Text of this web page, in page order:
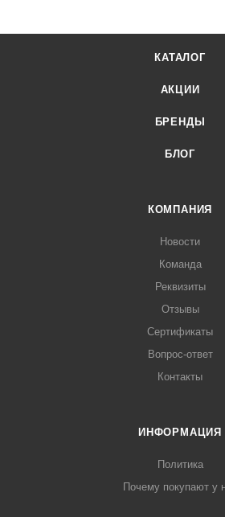
КАТАЛОГ
АКЦИИ
БРЕНДЫ
БЛОГ
КОМПАНИЯ
Новости
Команда
Реквизиты
Отзывы
Сертификаты
Вопрос-ответ
Контакты
ИНФОРМАЦИЯ
Политика
Почему покупают у